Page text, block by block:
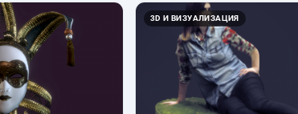
3D И ВИЗУАЛИЗАЦИЯ